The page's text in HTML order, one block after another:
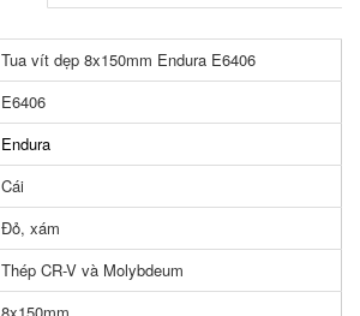
Tua vít dẹp 8x150mm Endura E6406
E6406
Endura
Cái
Đỏ, xám
Thép CR-V và Molybdeum
8x150mm